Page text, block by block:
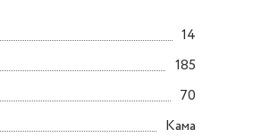
14
185
70
Кама